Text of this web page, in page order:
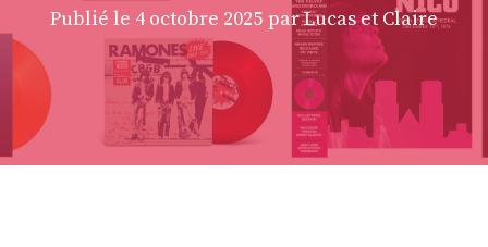
Publié le 4 octobre 2025 par Lucas et Claire